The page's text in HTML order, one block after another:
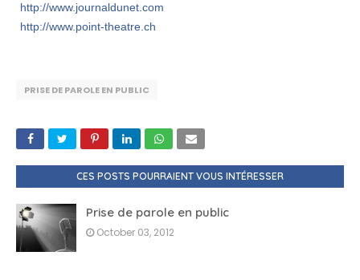
http://www.journaldunet.com
http://www.point-theatre.ch
PRISE DE PAROLE EN PUBLIC
CES POSTS POURRAIENT VOUS INTÉRESSER
Prise de parole en public
October 03, 2012